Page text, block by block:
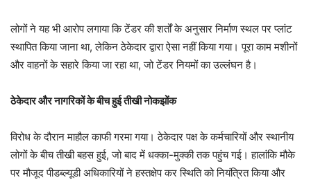
लोगों ने यह भी आरोप लगाया कि टेंडर की शर्तों के अनुसार निर्माण स्थल पर प्लांट
स्थापित किया जाना था, लेकिन ठेकेदार द्वारा ऐसा नहीं किया गया। पूरा काम मशीनों
और वाहनों के सहारे किया जा रहा था, जो टेंडर नियमों का उल्लंघन है।
ठेकेदार और नागरिकों के बीच हुई तीखी नोकझोंक
विरोध के दौरान माहौल काफी गरमा गया। ठेकेदार पक्ष के कर्मचारियों और स्थानीय
लोगों के बीच तीखी बहस हुई, जो बाद में धक्का-मुक्की तक पहुंच गई। हालांकि मौके
पर मौजूद पीडब्ल्यूडी अधिकारियों ने हस्तक्षेप कर स्थिति को नियंत्रित किया और